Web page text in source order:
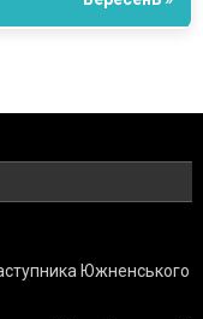
Южненського